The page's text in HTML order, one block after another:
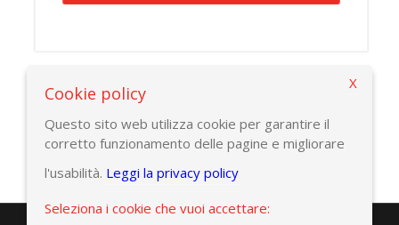
Torna alla pagina precedente
Cookie policy
Questo sito web utilizza cookie per garantire il
corretto funzionamento delle pagine e migliorare
l'usabilità. Leggi la privacy policy
Seleziona i cookie che vuoi accettare:
X